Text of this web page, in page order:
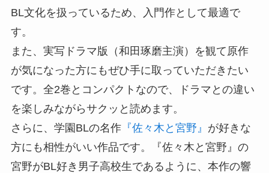
BL文化を扱っているため、入門作として最適で
す。
また、実写ドラマ版（和田琢磨主演）を観て原作
が気になった方にもぜひ手に取っていただきたい
です。全2巻とコンパクトなので、ドラマとの違い
を楽しみながらサクッと読めます。
さらに、学園BLの名作『佐々木と宮野』 が好きな
方にも相性がいい作品です。『佐々木と宮野』の
宮野がBL好き男子高校生であるように、本作の響